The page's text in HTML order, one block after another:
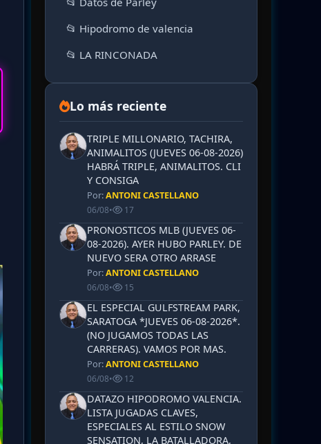
📂 Hipodromo de valencia
📂 LA RINCONADA
Lo más reciente
TRIPLE MILLONARIO, TACHIRA,
ANIMALITOS (JUEVES 06-08-2026)
HABRÁ TRIPLE, ANIMALITOS. CLI
Y CONSIGA
Por:ANTONI CASTELLANO
06/08• 17
PRONOSTICOS MLB (JUEVES 06-
08-2026). AYER HUBO PARLEY. DE
NUEVO SERA OTRO ARRASE
Por:ANTONI CASTELLANO
06/08• 15
EL ESPECIAL GULFSTREAM PARK,
SARATOGA *JUEVES 06-08-2026*.
(NO JUGAMOS TODAS LAS
CARRERAS). VAMOS POR MAS.
Por:ANTONI CASTELLANO
06/08• 12
DATAZO HIPODROMO VALENCIA.
LISTA JUGADAS CLAVES,
ESPECIALES AL ESTILO SNOW
SENSATION, LA BATALLADORA,